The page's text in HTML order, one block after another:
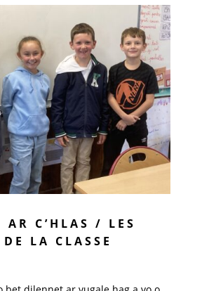
C’HLAS / LES
LA CLASSE